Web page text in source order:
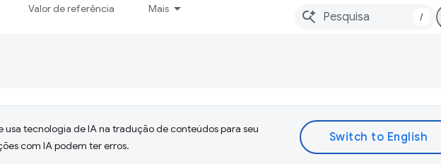
Valor de referência Mais
/
usa tecnologia de IA na tradução de conteúdos para seu
com IA podem ter erros.